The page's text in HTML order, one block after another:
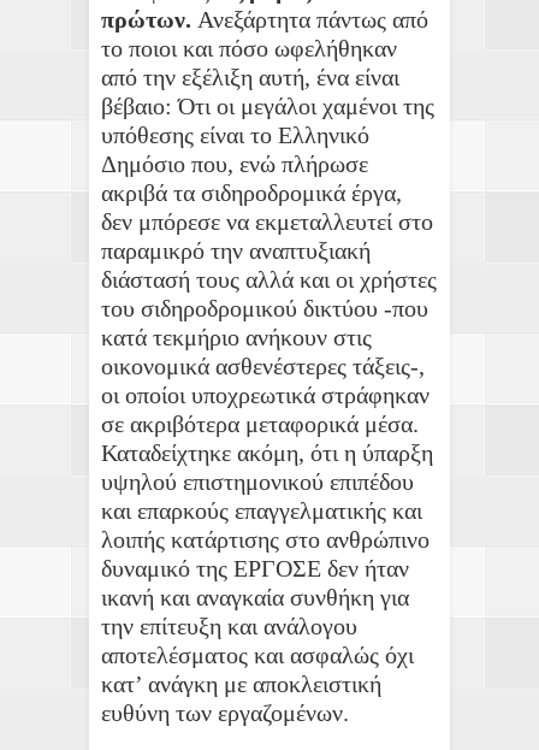
πρώτων. Ανεξάρτητα πάντως από
το ποιοι και πόσο ωφελήθηκαν
από την εξέλιξη αυτή, ένα είναι
βέβαιο: Ότι οι μεγάλοι χαμένοι της
υπόθεσης είναι το Ελληνικό
Δημόσιο που, ενώ πλήρωσε
ακριβά τα σιδηροδρομικά έργα,
δεν μπόρεσε να εκμεταλλευτεί στο
παραμικρό την αναπτυξιακή
διάστασή τους αλλά και οι χρήστες
του σιδηροδρομικού δικτύου -που
κατά τεκμήριο ανήκουν στις
οικονομικά ασθενέστερες τάξεις-,
οι οποίοι υποχρεωτικά στράφηκαν
σε ακριβότερα μεταφορικά μέσα.
Καταδείχτηκε ακόμη, ότι η ύπαρξη
υψηλού επιστημονικού επιπέδου
και επαρκούς επαγγελματικής και
λοιπής κατάρτισης στο ανθρώπινο
δυναμικό της ΕΡΓΟΣΕ δεν ήταν
ικανή και αναγκαία συνθήκη για
την επίτευξη και ανάλογου
αποτελέσματος και ασφαλώς όχι
κατ’ ανάγκη με αποκλειστική
ευθύνη των εργαζομένων.